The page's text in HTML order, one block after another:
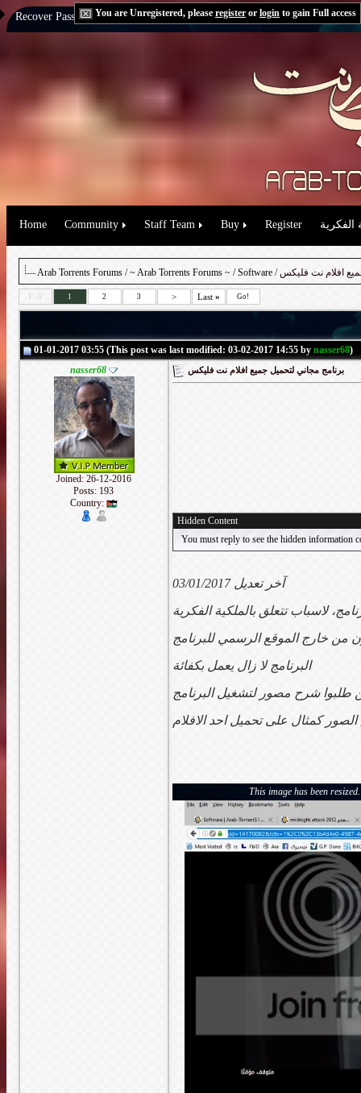
You are Unregistered, please register or login to gain Full access
Recover Password:via Email|via Question
Home Community Staff Team Buy Register الفكرية
Arab Torrents Forums /~ Arab Torrents Forums ~ /Software افلام نت فليكس
1 - 5 1 2 3 > Last » Go!
01-01-2017 03:55 (This post was last modified: 03-02-2017 14:55 by nasser68)
nasser68
Joined: 26-12-2016
Posts: 193
Country:
برنامج مجاني لتحميل جميع افلام نت فليكس
Hidden Content
You must reply to see the hidden information
آخر تعديل 03/01/2017
من خارج الموقع الرسمي للبرنامج
البرنامج لا زال يعمل بكفائة
طلبوا شرح مصور لتشغيل البرنامج
كمثال على تحميل احد الافلام
This image has been